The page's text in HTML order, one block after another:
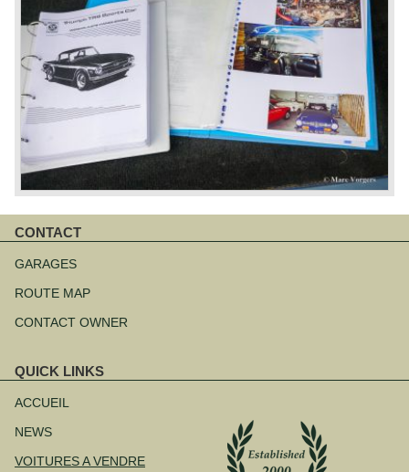
CONTACT
au
GARAGES
ROUTE MAP
CONTACT OWNER
QUICK LINKS
au
ACCUEIL
NEWS
VOITURES A VENDRE